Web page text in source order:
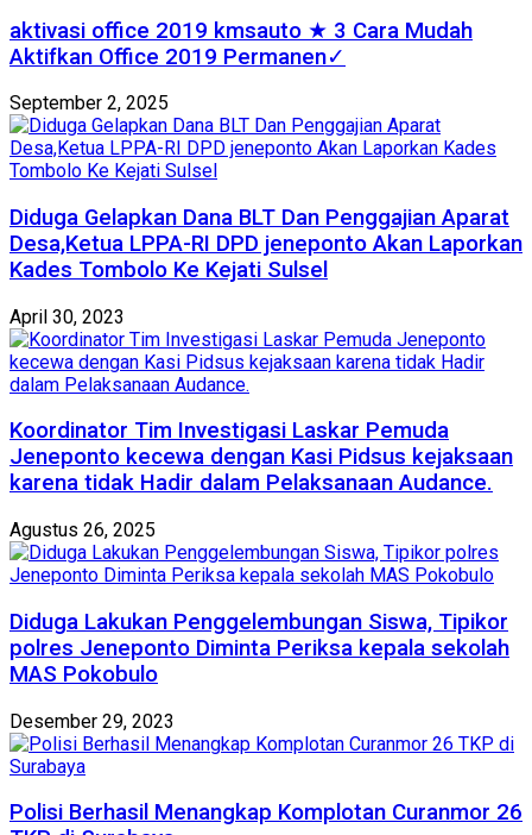
aktivasi office 2019 kmsauto ★ 3 Cara Mudah
Aktifkan Office 2019 Permanen✓
September 2, 2025
Diduga Gelapkan Dana BLT Dan Penggajian Aparat
Desa,Ketua LPPA-RI DPD jeneponto Akan Laporkan
Kades Tombolo Ke Kejati Sulsel
April 30, 2023
Koordinator Tim Investigasi Laskar Pemuda
Jeneponto kecewa dengan Kasi Pidsus kejaksaan
karena tidak Hadir dalam Pelaksanaan Audance.
Agustus 26, 2025
Diduga Lakukan Penggelembungan Siswa, Tipikor
polres Jeneponto Diminta Periksa kepala sekolah
MAS Pokobulo
Desember 29, 2023
Polisi Berhasil Menangkap Komplotan Curanmor 26